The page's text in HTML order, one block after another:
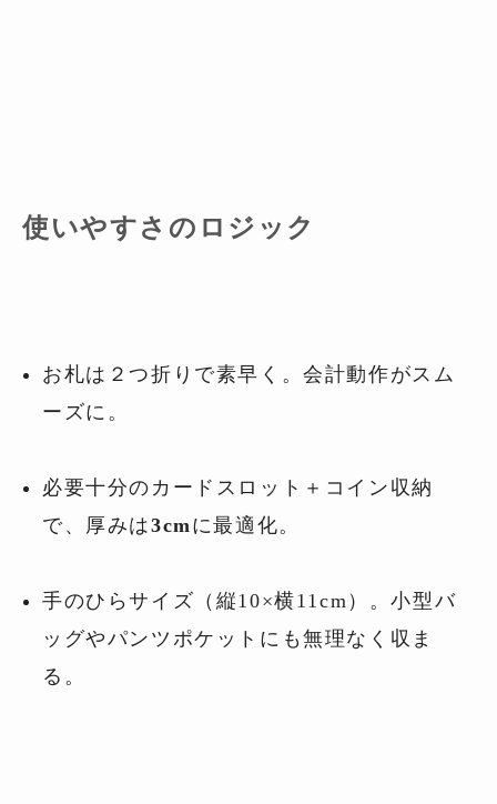
使いやすさのロジック
お札は２つ折りで素早く。会計動作がスム
ーズに。
必要十分のカードスロット＋コイン収納
で、厚みは3cm に最適化。
手のひらサイズ（縦10×横11cm）。小型バ
ッグやパンツポケットにも無理なく収ま
る。